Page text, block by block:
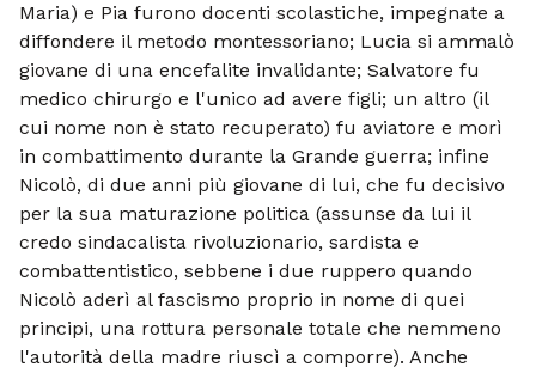
Maria) e Pia furono docenti scolastiche, impegnate a
diffondere il metodo montessoriano; Lucia si ammalò
giovane di una encefalite invalidante; Salvatore fu
medico chirurgo e l'unico ad avere figli; un altro (il
cui nome non è stato recuperato) fu aviatore e morì
in combattimento durante la Grande guerra; infine
Nicolò, di due anni più giovane di lui, che fu decisivo
per la sua maturazione politica (assunse da lui il
credo sindacalista rivoluzionario, sardista e
combattentistico, sebbene i due ruppero quando
Nicolò aderì al fascismo proprio in nome di quei
principi, una rottura personale totale che nemmeno
l'autorità della madre riuscì a comporre). Anche